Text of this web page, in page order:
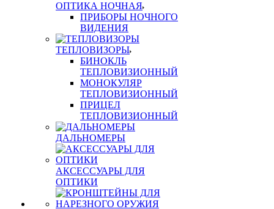
ОПТИКА НОЧНАЯ
ПРИБОРЫ НОЧНОГО
ВИДЕНИЯ
ТЕПЛОВИЗОРЫ
БИНОКЛЬ
ТЕПЛОВИЗИОННЫЙ
МОНОКУЛЯР
ТЕПЛОВИЗИОННЫЙ
ПРИЦЕЛ
ТЕПЛОВИЗИОННЫЙ
ДАЛЬНОМЕРЫ
АКСЕССУАРЫ ДЛЯ
ОПТИКИ